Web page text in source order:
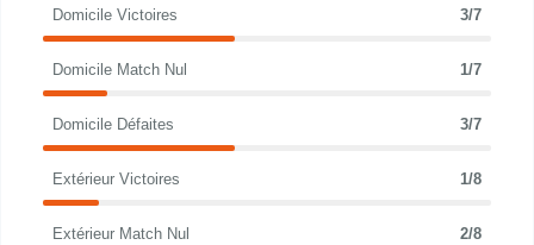
Domicile Victoires 3/7
Domicile Match Nul 1/7
Domicile Défaites 3/7
Extérieur Victoires 1/8
Extérieur Match Nul 2/8